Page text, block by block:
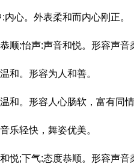
心。外表柔和而内心刚正。
:怡声:声音和悦。形容声音
。形容为人和善。
。形容人心肠软，富有同情
轻快，舞姿优美。
;下气:态度恭顺。形容声音